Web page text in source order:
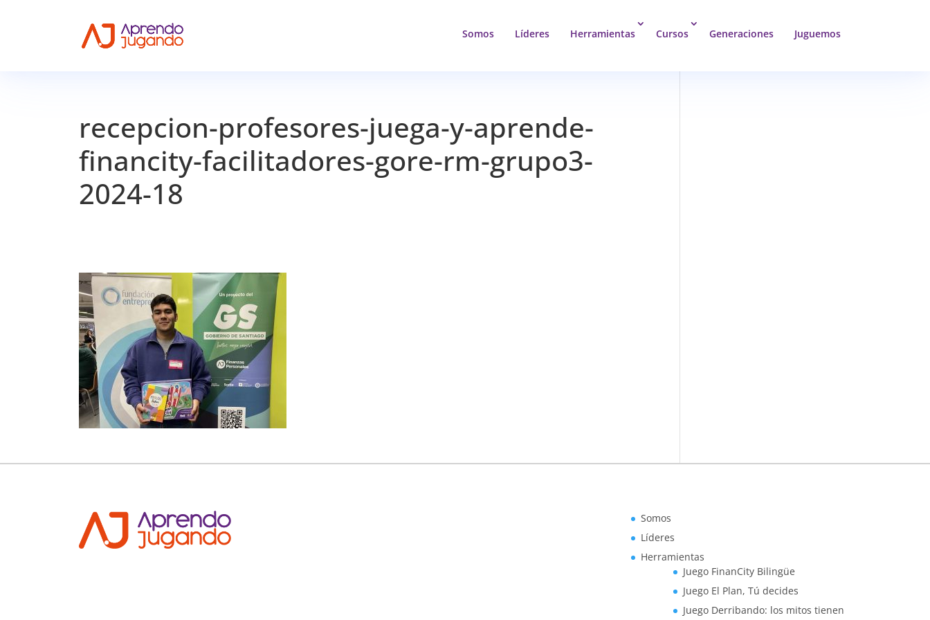
Somos Líderes Herramientas Cursos Generaciones Juguemos
recepcion-profesores-juega-y-aprende-
financity-facilitadores-gore-rm-grupo3-
2024-18
Somos
Líderes
Herramientas
Juego FinanCity Bilingüe
Juego El Plan, Tú decides
Juego Derribando: los mitos tienen